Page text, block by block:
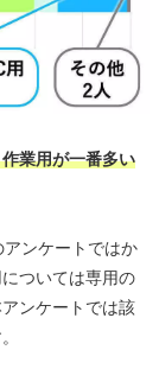
業用が一番多い
ンケートではか
ついては専用の
ンケートでは該